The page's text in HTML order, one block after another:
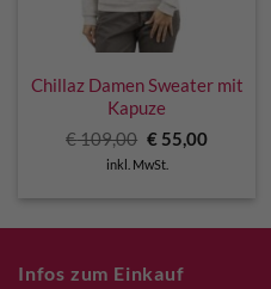
Chillaz Damen Sweater mit
Kapuze
€109,00 Ursprünglicher
Preis
war:
€55,00Aktueller
inkl. MwSt.
Infos zum Einkauf